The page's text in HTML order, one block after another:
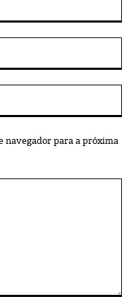
navegador para a próxima